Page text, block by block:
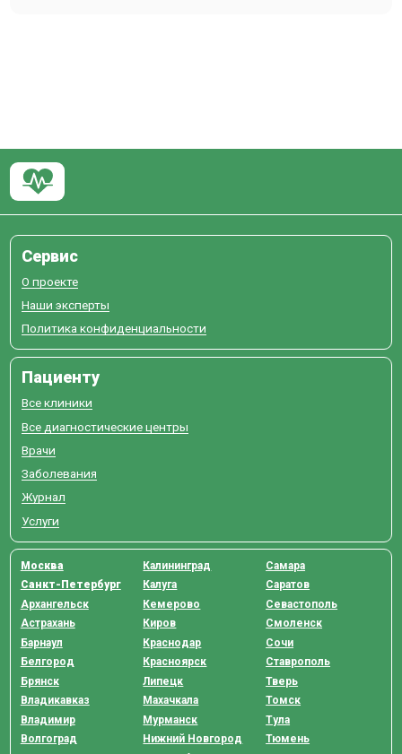
Сервис
О проекте
Наши эксперты
Политика конфиденциальности
Пациенту
Все клиники
Все диагностические центры
Врачи
Заболевания
Журнал
Услуги
Москва
Санкт-Петербург
Архангельск
Астрахань
Барнаул
Белгород
Брянск
Владикавказ
Владимир
Волгоград
Калининград
Калуга
Кемерово
Киров
Краснодар
Красноярск
Липецк
Махачкала
Мурманск
Нижний Новгород
Самара
Саратов
Севастополь
Смоленск
Сочи
Ставрополь
Тверь
Томск
Тула
Тюмень